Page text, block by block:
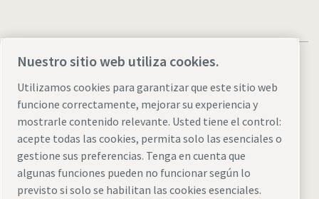
Aviso legal y aviso de privacidad
Administrar cookies
AccesibilidadMapa del sitio web
© 2026 Atlas Copco AB
Nuestro sitio web utiliza cookies.
Utilizamos cookies para garantizar que este sitio web
funcione correctamente, mejorar su experiencia y
mostrarle contenido relevante. Usted tiene el control:
acepte todas las cookies, permita solo las esenciales o
gestione sus preferencias. Tenga en cuenta que
algunas funciones pueden no funcionar según lo
previsto si solo se habilitan las cookies esenciales.